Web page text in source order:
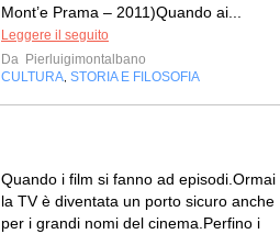
Mont’e Prama – 2011)Quando ai...
Leggere il seguito
Da Pierluigimontalbano
CULTURA STORIA E FILOSOFIA
Quando i film si fanno ad episodi.Ormai
la TV è diventata un porto sicuro anche
per i grandi nomi del cinema.Perfino i